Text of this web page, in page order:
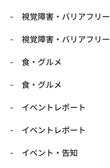
​視覚障害・バリアフリー
​視覚障害・バリアフリー
​食・グルメ
​食・グルメ
イベントレポート
イベントレポート
イベント・告知